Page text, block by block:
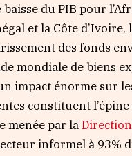
du PIB pour
et la Côte
des fonds
mondiale de biens
impact énorme sur
constituent
menée par la
informel à 93%